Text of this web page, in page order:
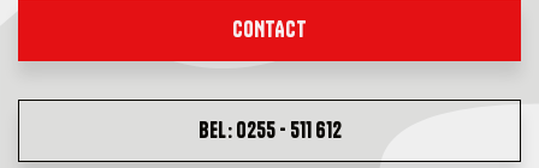
CONTACT
BEL: 0255 - 511 612